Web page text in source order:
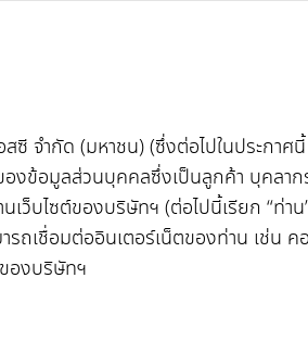
ซี จำกัด (มหาชน) (ซึ่งต่อไปในประกา
องข้อมูลส่วนบุคคลซึ่งเป็นลูกค้า บุคลา
เว็บไซต์ของบริษัทฯ (ต่อไปนี้เรียก “ท่า
ถเชื่อมต่ออินเตอร์เน็ตของท่าน เช่น
ของบริษัทฯ